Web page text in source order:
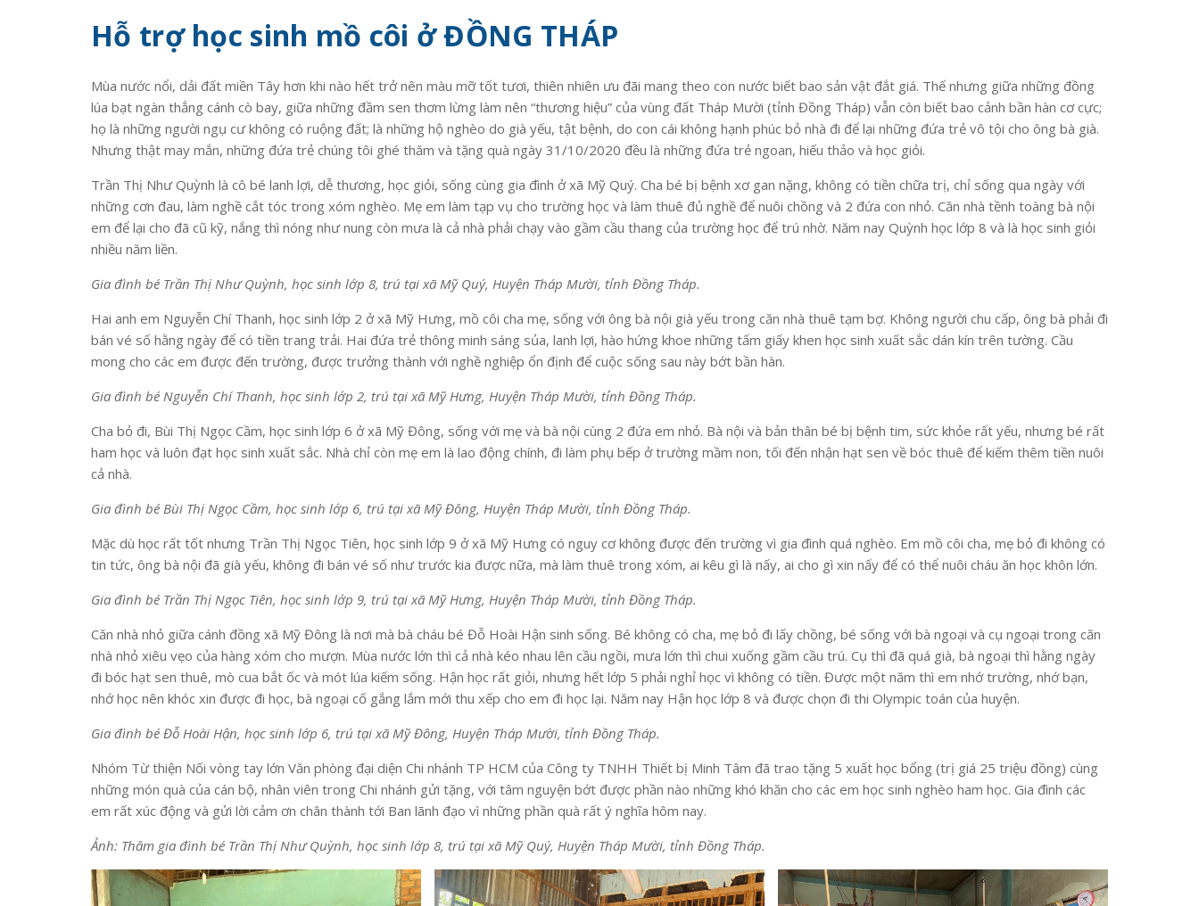
Hỗ trợ học sinh mồ côi ở ĐỒNG THÁP
Mùa nước nổi, dải đất miền Tây hơn khi nào hết trở nên màu mỡ tốt tươi, thiên nhiên ưu đãi mang theo con nước biết bao sản vật đắt giá. Thế nhưng giữa những đồng
lúa bạt ngàn thẳng cánh cò bay, giữa những đầm sen thơm lừng làm nên “thương hiệu” của vùng đất Tháp Mười (tỉnh Đồng Tháp) vẫn còn biết bao cảnh bần hàn cơ cực;
họ là những người ngụ cư không có ruộng đất; là những hộ nghèo do già yếu, tật bệnh, do con cái không hạnh phúc bỏ nhà đi để lại những đứa trẻ vô tội cho ông bà già.
Nhưng thật may mắn, những đứa trẻ chúng tôi ghé thăm và tặng quà ngày 31/10/2020 đều là những đứa trẻ ngoan, hiếu thảo và học giỏi.
Trần Thị Như Quỳnh là cô bé lanh lợi, dễ thương, học giỏi, sống cùng gia đình ở xã Mỹ Quý. Cha bé bị bệnh xơ gan nặng, không có tiền chữa trị, chỉ sống qua ngày với
những cơn đau, làm nghề cắt tóc trong xóm nghèo. Mẹ em làm tạp vụ cho trường học và làm thuê đủ nghề để nuôi chồng và 2 đứa con nhỏ. Căn nhà tềnh toàng bà nội
em để lại cho đã cũ kỹ, nắng thì nóng như nung còn mưa là cả nhà phải chạy vào gầm cầu thang của trường học để trú nhờ. Năm nay Quỳnh học lớp 8 và là học sinh giỏi
nhiều năm liền.
Gia đình bé Trần Thị Như Quỳnh, học sinh lớp 8, trú tại xã Mỹ Quý, Huyện Tháp Mười, tỉnh Đồng Tháp.
Hai anh em Nguyễn Chí Thanh, học sinh lớp 2 ở xã Mỹ Hưng, mồ côi cha mẹ, sống với ông bà nội già yếu trong căn nhà thuê tạm bợ. Không người chu cấp, ông bà phải đi
bán vé số hằng ngày để có tiền trang trải. Hai đứa trẻ thông minh sáng sủa, lanh lợi, hào hứng khoe những tấm giấy khen học sinh xuất sắc dán kín trên tường. Cầu
mong cho các em được đến trường, được trưởng thành với nghề nghiệp ổn định để cuộc sống sau này bớt bần hàn.
Gia đình bé Nguyễn Chí Thanh, học sinh lớp 2, trú tại xã Mỹ Hưng, Huyện Tháp Mười, tỉnh Đồng Tháp.
Cha bỏ đi, Bùi Thị Ngọc Cầm, học sinh lớp 6 ở xã Mỹ Đông, sống với mẹ và bà nội cùng 2 đứa em nhỏ. Bà nội và bản thân bé bị bệnh tim, sức khỏe rất yếu, nhưng bé rất
ham học và luôn đạt học sinh xuất sắc. Nhà chỉ còn mẹ em là lao động chính, đi làm phụ bếp ở trường mầm non, tối đến nhận hạt sen về bóc thuê để kiếm thêm tiền nuôi
cả nhà.
Gia đình bé Bùi Thị Ngọc Cầm, học sinh lớp 6, trú tại xã Mỹ Đông, Huyện Tháp Mười, tỉnh Đồng Tháp.
Mặc dù học rất tốt nhưng Trần Thị Ngọc Tiên, học sinh lớp 9 ở xã Mỹ Hưng có nguy cơ không được đến trường vì gia đình quá nghèo. Em mồ côi cha, mẹ bỏ đi không có
tin tức, ông bà nội đã già yếu, không đi bán vé số như trước kia được nữa, mà làm thuê trong xóm, ai kêu gì là nấy, ai cho gì xin nấy để có thể nuôi cháu ăn học khôn lớn.
Gia đình bé Trần Thị Ngọc Tiên, học sinh lớp 9, trú tại xã Mỹ Hưng, Huyện Tháp Mười, tỉnh Đồng Tháp.
Căn nhà nhỏ giữa cánh đồng xã Mỹ Đông là nơi mà bà cháu bé Đỗ Hoài Hận sinh sống. Bé không có cha, mẹ bỏ đi lấy chồng, bé sống với bà ngoại và cụ ngoại trong căn
nhà nhỏ xiêu vẹo của hàng xóm cho mượn. Mùa nước lớn thì cả nhà kéo nhau lên cầu ngồi, mưa lớn thì chui xuống gầm cầu trú. Cụ thì đã quá già, bà ngoại thì hằng ngày
đi bóc hạt sen thuê, mò cua bắt ốc và mót lúa kiếm sống. Hận học rất giỏi, nhưng hết lớp 5 phải nghỉ học vì không có tiền. Được một năm thì em nhớ trường, nhớ bạn,
nhớ học nên khóc xin được đi học, bà ngoại cố gắng lắm mới thu xếp cho em đi học lại. Năm nay Hận học lớp 8 và được chọn đi thi Olympic toán của huyện.
Gia đình bé Đỗ Hoài Hận, học sinh lớp 6, trú tại xã Mỹ Đông, Huyện Tháp Mười, tỉnh Đồng Tháp.
Nhóm Từ thiện Nối vòng tay lớn Văn phòng đại diện Chi nhánh TP HCM của Công ty TNHH Thiết bị Minh Tâm đã trao tặng 5 xuất học bổng (trị giá 25 triệu đồng) cùng
những món quà của cán bộ, nhân viên trong Chi nhánh gửi tặng, với tâm nguyện bớt được phần nào những khó khăn cho các em học sinh nghèo ham học. Gia đình các
em rất xúc động và gửi lời cảm ơn chân thành tới Ban lãnh đạo vì những phần quà rất ý nghĩa hôm nay.
Ảnh: Thăm gia đình bé Trần Thị Như Quỳnh, học sinh lớp 8, trú tại xã Mỹ Quý, Huyện Tháp Mười, tỉnh Đồng Tháp.